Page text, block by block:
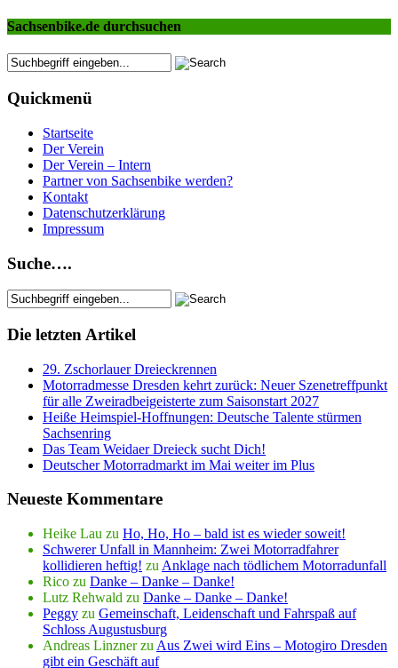
Sachsenbike.de durchsuchen
Quickmenü
Startseite
Der Verein
Der Verein – Intern
Partner von Sachsenbike werden?
Kontakt
Datenschutzerklärung
Impressum
Suche….
Die letzten Artikel
29. Zschorlauer Dreieckrennen
Motorradmesse Dresden kehrt zurück: Neuer Szenetreffpunkt
für alle Zweiradbeigeisterte zum Saisonstart 2027
Heiße Heimspiel-Hoffnungen: Deutsche Talente stürmen
Sachsenring
Das Team Weidaer Dreieck sucht Dich!
Deutscher Motorradmarkt im Mai weiter im Plus
Neueste Kommentare
Heike Lau zu Ho, Ho, Ho – bald ist es wieder soweit!
Schwerer Unfall in Mannheim: Zwei Motorradfahrer
kollidieren heftig! zu Anklage nach tödlichem Motorradunfall
Rico zu Danke – Danke – Danke!
Lutz Rehwald zu Danke – Danke – Danke!
Peggy zu Gemeinschaft, Leidenschaft und Fahrspaß auf
Schloss Augustusburg
Andreas Linznerzu Aus Zwei wird Eins – Motogiro Dresden
gibt ein Geschäft auf